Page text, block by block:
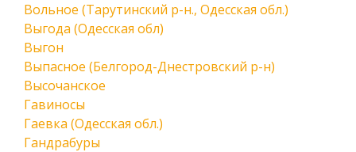
Вольное (Тарутинский р-н., Одесская обл.)
Выгода (Одесская обл)
Выгон
Выпасное (Белгород-Днестровский р-н)
Высочанское
Гавиносы
Гаевка (Одесская обл.)
Гандрабуры